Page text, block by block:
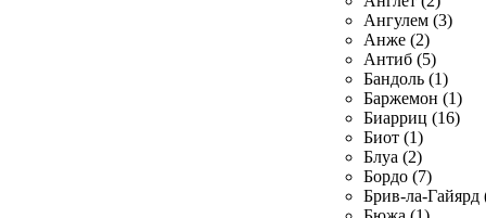
Ангулем (3)
Анже (2)
Антиб (5)
Бандоль (1)
Баржемон (1)
Биарриц (16)
Биот (1)
Блуа (2)
Бордо (7)
Брив-ла-Гайярд